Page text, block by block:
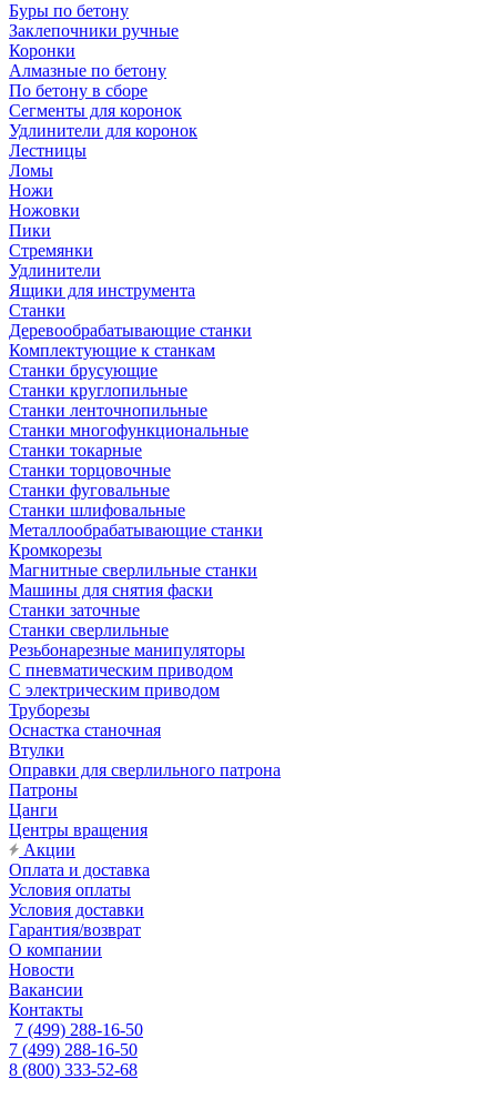
Буры по бетону
Заклепочники ручные
Коронки
Алмазные по бетону
По бетону в сборе
Сегменты для коронок
Удлинители для коронок
Лестницы
Ломы
Ножи
Ножовки
Пики
Стремянки
Удлинители
Ящики для инструмента
Станки
Деревообрабатывающие станки
Комплектующие к станкам
Станки брусующие
Станки круглопильные
Станки ленточнопильные
Станки многофункциональные
Станки токарные
Станки торцовочные
Станки фуговальные
Станки шлифовальные
Металлообрабатывающие станки
Кромкорезы
Магнитные сверлильные станки
Машины для снятия фаски
Станки заточные
Станки сверлильные
Резьбонарезные манипуляторы
С пневматическим приводом
С электрическим приводом
Труборезы
Оснастка станочная
Втулки
Оправки для сверлильного патрона
Патроны
Цанги
Центры вращения
Акции
Оплата и доставка
Условия оплаты
Условия доставки
Гарантия/возврат
О компании
Новости
Вакансии
Контакты
7 (499) 288-16-50
7 (499) 288-16-50
8 (800) 333-52-68